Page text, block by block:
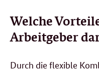
Welche
Arbeitgeber
Durch die flexible